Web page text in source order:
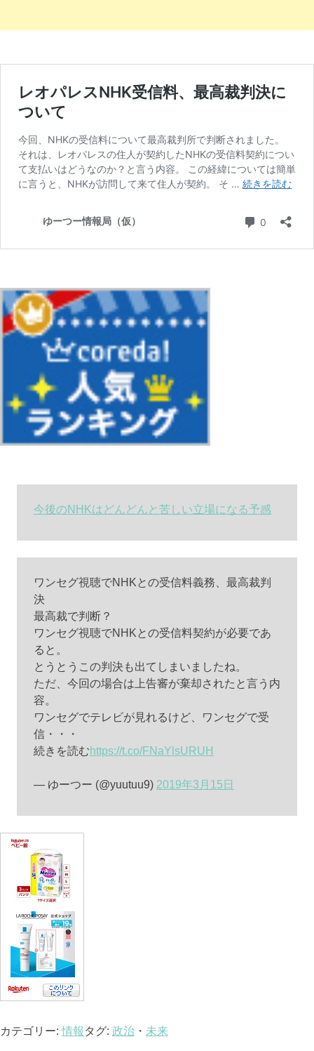
今後のNHKはどんどんと苦しい立場になる予感
ワンセグ視聴でNHKとの受信料義務、最高裁判
決
最高裁で判断？
ワンセグ視聴でNHKとの受信料契約が必要であ
ると。
とうとうこの判決も出てしまいましたね。
ただ、今回の場合は上告審が棄却されたと言う内
容。
ワンセグでテレビが見れるけど、ワンセグで受
信・・・
続きを読むhttps://t.co/FNaYlsURUH
— ゆーつー (@yuutuu9) 2019年3月15日
カテゴリー:情報 タグ: 政治 ・ 未来